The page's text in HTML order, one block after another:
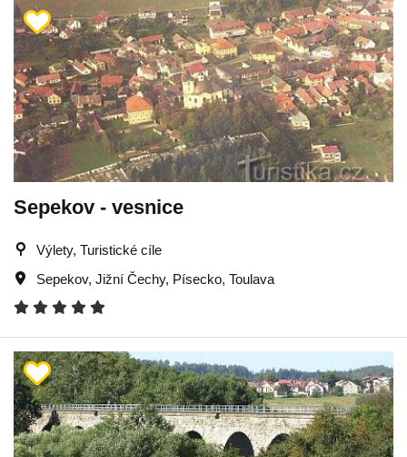
Sepekov - vesnice
Výlety, Turistické cíle
Sepekov, Jižní Čechy, Písecko, Toulava